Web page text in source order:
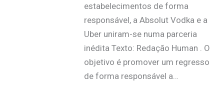
estabelecimentos de forma
responsável, a Absolut Vodka e a
Uber uniram-se numa parceria
inédita Texto: Redação Human . O
objetivo é promover um regresso
de forma responsável a…